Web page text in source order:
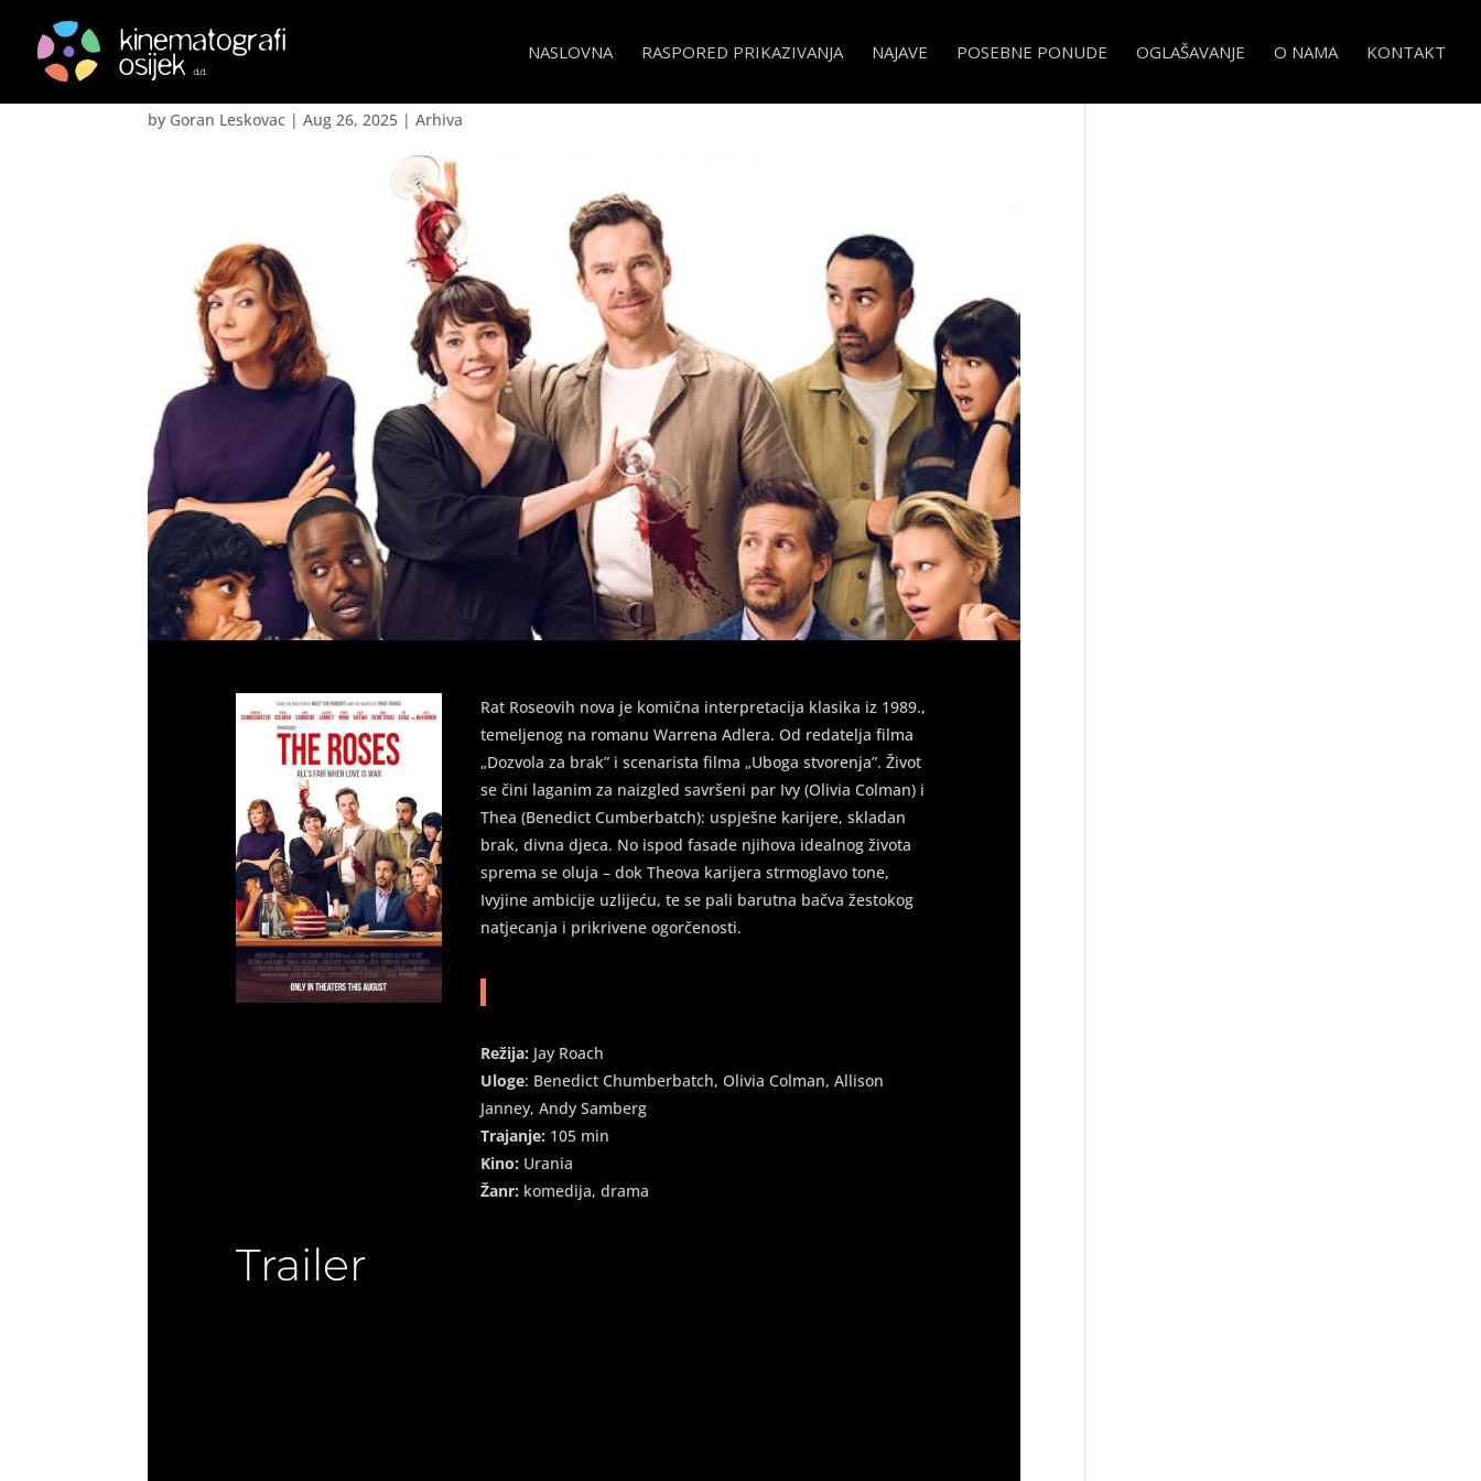
NASLOVNA RASPORED PRIKAZIVANJA NAJAVE POSEBNE PONUDE OGLAŠAVANJE O NAMA KONTAKT
Rat Roseovih- The Roses
by Goran Leskovac |Aug 26, 2025 |Arhiva
Rat Roseovih nova je komična interpretacija klasika iz 1989.,
temeljenog na romanu Warrena Adlera. Od redatelja filma
„Dozvola za brak” i scenarista filma „Uboga stvorenja”. Život
se čini laganim za naizgled savršeni par Ivy (Olivia Colman) i
Thea (Benedict Cumberbatch): uspješne karijere, skladan
brak, divna djeca. No ispod fasade njihova idealnog života
sprema se oluja – dok Theova karijera strmoglavo tone,
Ivyjine ambicije uzlijeću, te se pali barutna bačva žestokog
natjecanja i prikrivene ogorčenosti.
Režija: Jay Roach
Uloge: Benedict Chumberbatch, Olivia Colman, Allison
Janney, Andy Samberg
Trajanje: 105 min
Kino: Urania
Žanr: komedija, drama
Trailer